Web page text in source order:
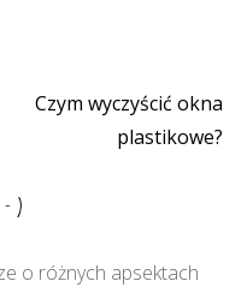
Czym wyczyścić okna
plastikowe?
)
o różnych apsektach